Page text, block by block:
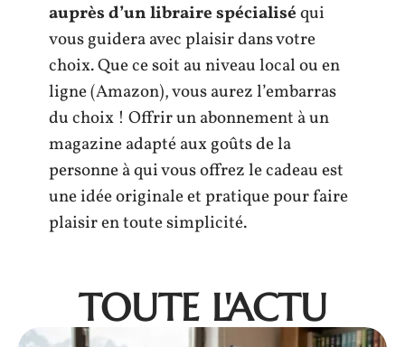
auprès d’un libraire spécialiséqui
vous guidera avec plaisir dans votre
choix. Que ce soit au niveau local ou en
ligne (Amazon), vous aurez l’embarras
du choix ! Offrir un abonnement à un
magazine adapté aux goûts de la
personne à qui vous offrez le cadeau est
une idée originale et pratique pour faire
plaisir en toute simplicité.
TOUTE L'ACTU